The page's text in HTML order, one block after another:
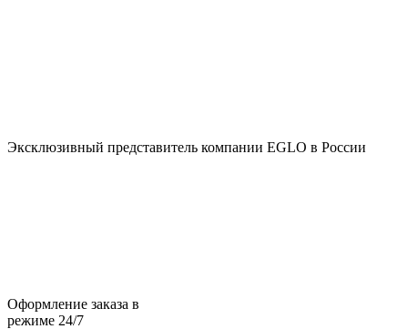
Эксклюзивный представитель компании EGLO в России
Оформление заказа в
режиме 24/7